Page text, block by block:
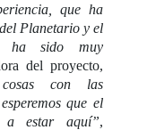
que ha
Planetario y el
ha sido muy
del proyecto,
con las
que el
a estar aquí”,